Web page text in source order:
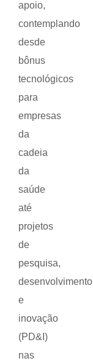
apoio,
contemplando
desde
bônus
tecnológicos
para
empresas
da
cadeia
da
saúde
até
projetos
de
pesquisa,
desenvolvimento
e
inovação
(PD&I)
nas